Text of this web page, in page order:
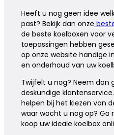
Heeft u nog geen idee
past? Bekijk dan onze
de beste koelboxen voor
toepassingen hebben
op onze website handige
en onderhoud van uw
Twijfelt u nog? Neem
deskundige
helpen bij het kiezen van
waar wacht u nog op? Ga
koop uw ideale koelbox